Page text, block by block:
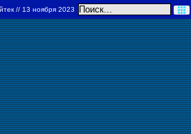
// 13 ноября 2023